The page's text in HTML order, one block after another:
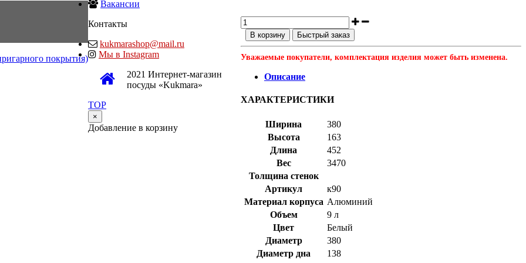
покрытия)
В корзину Быстрый заказ
Уважаемые покупатели, комплектация изделия может быть изменена.
Описание
ХАРАКТЕРИСТИКИ
Ширина
380
Высота
163
Длина
452
Вес
3470
Толщина стенок
Артикул
к90
Материал корпуса Алюминий
Объем
9 л
Цвет
Белый
Диаметр
380
Диаметр дна
138
Вакансии
Контакты
kukmarashop@mail.ru
Мы в Instagram
2021 Интернет-магазин
посуды «Kukmara»
TOP
×
Добавление в корзину